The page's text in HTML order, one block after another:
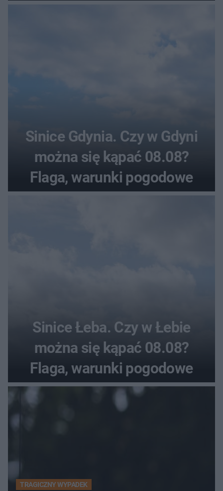
pogodowe
Sinice Gdynia. Czy w Gdyni
można się kąpać 08.08?
Flaga, warunki pogodowe
Sinice Łeba. Czy w Łebie
można się kąpać 08.08?
Flaga, warunki pogodowe
TRAGICZNY WYPADEK